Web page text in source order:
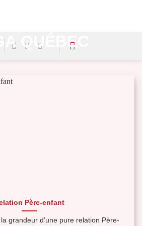
Père-enfant
grandeur d’une pure relation Père-